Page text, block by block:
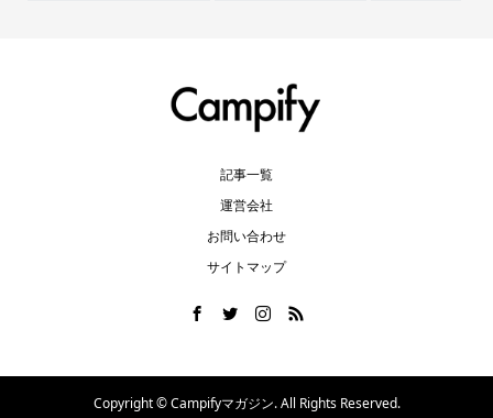
記事一覧
運営会社
お問い合わせ
サイトマップ
Copyright ©Campifyマガジン. All Rights Reserved.